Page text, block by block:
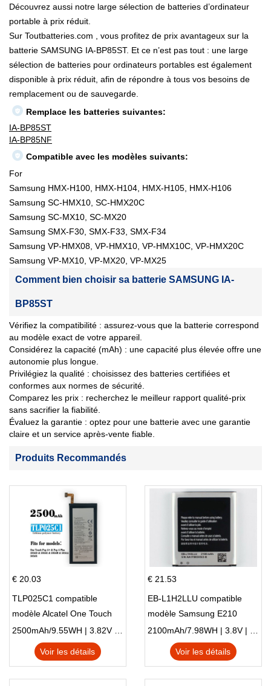
Découvrez aussi notre large sélection de batteries d’ordinateur
portable à prix réduit.
Sur Toutbatteries.com , vous profitez de prix avantageux sur la
batterie SAMSUNG IA-BP85ST. Et ce n’est pas tout : une large
sélection de batteries pour ordinateurs portables est également
disponible à prix réduit, afin de répondre à tous vos besoins de
remplacement ou de sauvegarde.
Remplace les batteries suivantes:
IA-BP85ST
IA-BP85NF
Compatible avec les modèles suivants:
For
Samsung HMX-H100, HMX-H104, HMX-H105, HMX-H106
Samsung SC-HMX10, SC-HMX20C
Samsung SC-MX10, SC-MX20
Samsung SMX-F30, SMX-F33, SMX-F34
Samsung VP-HMX08, VP-HMX10, VP-HMX10C, VP-HMX20C
Samsung VP-MX10, VP-MX20, VP-MX25
Comment bien choisir sa batterie SAMSUNG IA-
BP85ST
Vérifiez la compatibilité : assurez-vous que la batterie correspond
au modèle exact de votre appareil.
Considérez la capacité (mAh) : une capacité plus élevée offre une
autonomie plus longue.
Privilégiez la qualité : choisissez des batteries certifiées et
conformes aux normes de sécurité.
Comparez les prix : recherchez le meilleur rapport qualité-prix
sans sacrifier la fiabilité.
Évaluez la garantie : optez pour une batterie avec une garantie
claire et un service après-vente fiable.
Produits Recommandés
€ 20.03
TLP025C1 compatible
modèle Alcatel One Touch
Pop 4 Plus OT-5056D
2500mAh/9.55WH | 3.82V | Li-ion ...
Voir les détails
€ 21.53
EB-L1H2LLU compatible
modèle Samsung E210
E210K i939
2100mAh/7.98WH | 3.8V | Li-ion ...
Voir les détails